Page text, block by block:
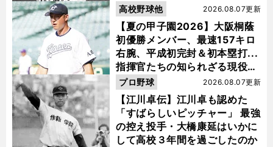
け？
【夏の甲子園2026】大阪桐蔭
初優勝メンバー、最速157キロ
右腕、平成初完封＆初本塁打...
指揮官たちの知られざる現役時
代
2026.08.07更新
高校野球他
【江川卓伝】江川卓も認めた
「すばらしいピッチャー」 最強
の控え投手・大橋康延はいかに
して高校３年間を過ごしたのか
2026.08.07更新
プロ野球